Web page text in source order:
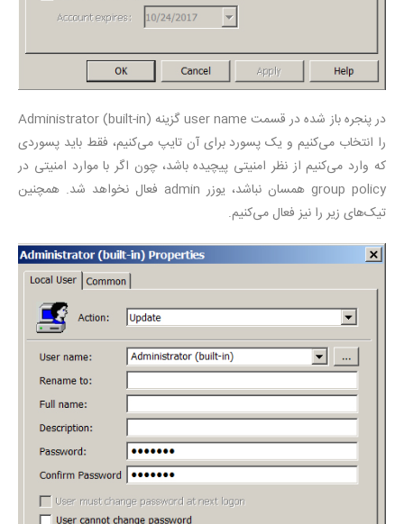
در پنجره باز شده در قسمت user name گزینه Administrator (built-in)
را انتخاب می‌کنیم و یک پسورد برای آن تایپ می‌کنیم، فقط باید پسوردی
که وارد می‌کنیم از نظر امنیتی پیچیده باشد، چون اگر با موارد امنیتی در
group policy همسان نباشد، یوزر admin فعال نخواهد شد. همچنین
تیک‌های زیر را نیز فعال می‌کنیم.